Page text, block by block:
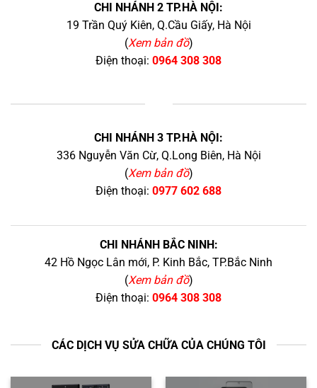
CHI NHÁNH 2 TP.HÀ NỘI:
19 Trần Quý Kiên, Q.Cầu Giấy, Hà Nội
(Xem bản đồ)
Điện thoại: 0964 308 308
CHI NHÁNH 3 TP.HÀ NỘI:
336 Nguyễn Văn Cừ, Q.Long Biên, Hà Nội
(Xem bản đồ)
Điện thoại: 0977 602 688
CHI NHÁNH BẮC NINH:
42 Hồ Ngọc Lân mới, P. Kinh Bắc, TP.Bắc Ninh
(Xem bản đồ)
Điện thoại: 0964 308 308
CÁC DỊCH VỤ SỬA CHỮA CỦA CHÚNG TÔI